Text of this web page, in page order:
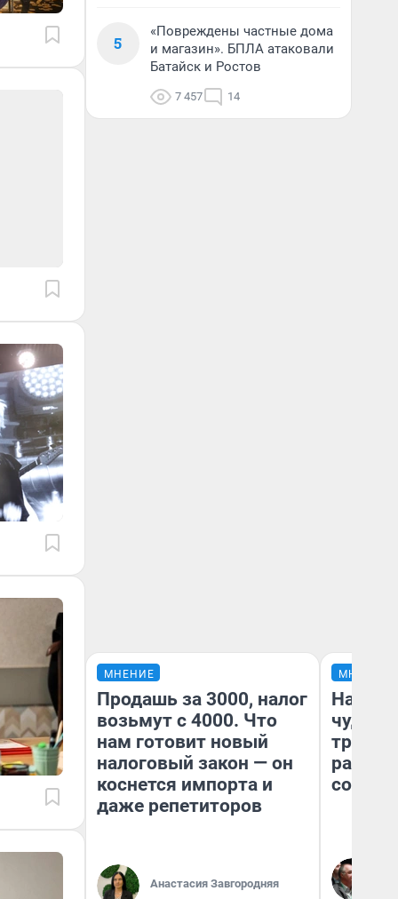
5
«Повреждены частные дома
и магазин». БПЛА атаковали
Батайск и Ростов
7 457 14
МНЕНИЕ
Продашь за 3000, налог
возьмут с 4000. Что
нам готовит новый
налоговый закон — он
коснется импорта и
даже репетиторов
Анастасия Завгородняя
МНЕНИЕ
чудом